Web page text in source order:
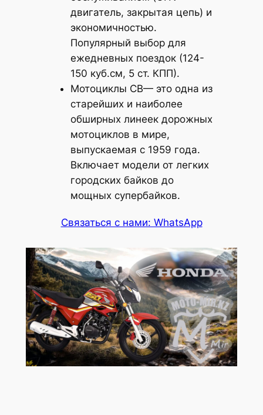
двигатель, закрытая цепь) и
экономичностью.
Популярный выбор для
ежедневных поездок (124-
150 куб.см, 5 ст. КПП).
Мотоциклы CB— это одна из
старейших и наиболее
обширных линеек дорожных
мотоциклов в мире,
выпускаемая с 1959 года.
Включает модели от легких
городских байков до
мощных супербайков.
Связаться с нами: WhatsApp